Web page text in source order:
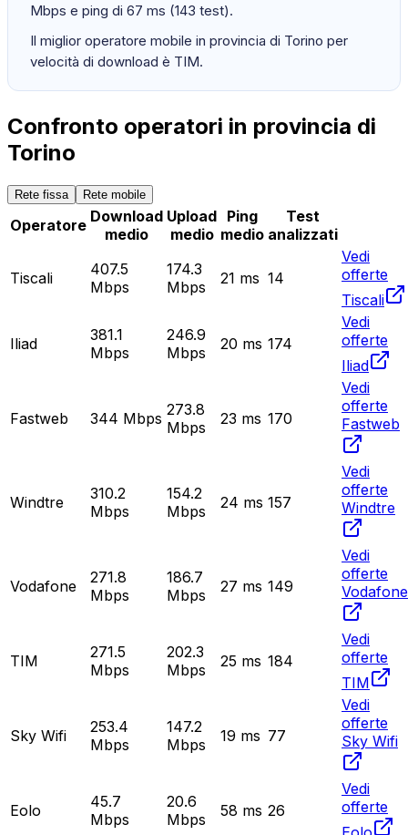
Mbps e ping di 67 ms (143 test).
Il miglior operatore mobile in provincia di Torino per
velocità di download è TIM.
Confronto operatori in provincia di
Torino
Rete fissa Rete mobile
Operatore Download
medio
Upload
medio
Ping
medio
Test
analizzati
Tiscali
407.5
Mbps
174.3
Mbps
21 ms 14
Vedi
offerte
Tiscali
Iliad
381.1
Mbps
246.9
Mbps
20 ms 174
Vedi
offerte
Iliad
Fastweb 344 Mbps 273.8
Mbps
23 ms 170
Vedi
offerte
Fastweb
Windtre
310.2
Mbps
154.2
Mbps
24 ms 157
Vedi
offerte
Windtre
Vodafone
271.8
Mbps
186.7
Mbps
27 ms 149
Vedi
offerte
Vodafone
TIM
271.5
Mbps
202.3
Mbps
25 ms 184
Vedi
offerte
TIM
Sky Wifi
253.4
Mbps
147.2
Mbps
19 ms 77
Vedi
offerte
Sky Wifi
Eolo
45.7
Mbps
20.6
Mbps
58 ms 26
Vedi
offerte